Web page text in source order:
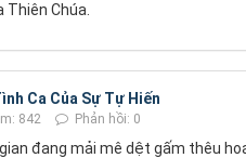
Chúa.
Ca Của Sự Tự Hiến
842 Phản hồi: 0
đang mải mê dệt gấm thêu